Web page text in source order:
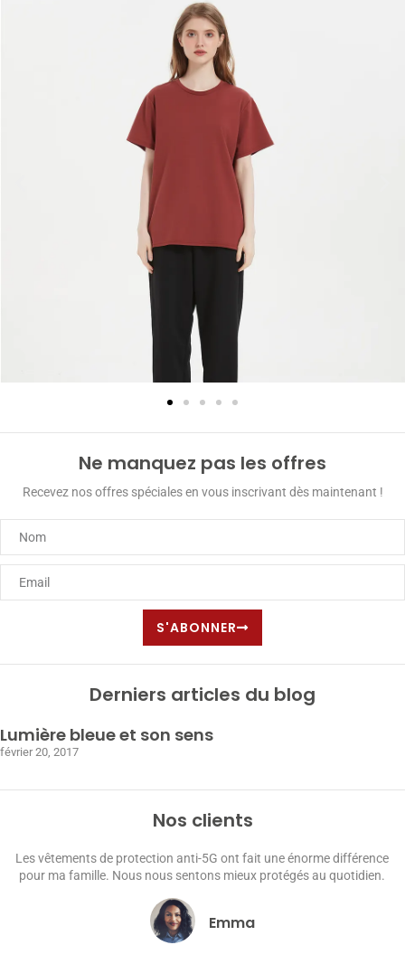
Ne manquez pas les offres
Recevez nos offres spéciales en vous inscrivant dès maintenant !
S'ABONNER
Derniers articles du blog
Lumière bleue et son sens
février 20, 2017
Nos clients
5G ont fait une énorme différence
mieux protégés au quotidien.
Les accessoires anti-5G
maintenant profiter de mes